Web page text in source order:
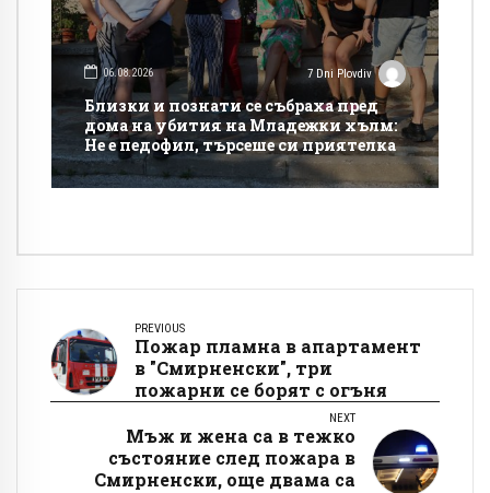
06.08.2026 7 Dni Plovdiv
Близки и познати се събраха пред
дома на убития на Младежки хълм:
Не е педофил, търсеше си приятелка
PREVIOUS
Пожар пламна в апартамент
в "Смирненски", три
пожарни се борят с огъня
NEXT
Мъж и жена са в тежко
състояние след пожара в
Смирненски, още двама са